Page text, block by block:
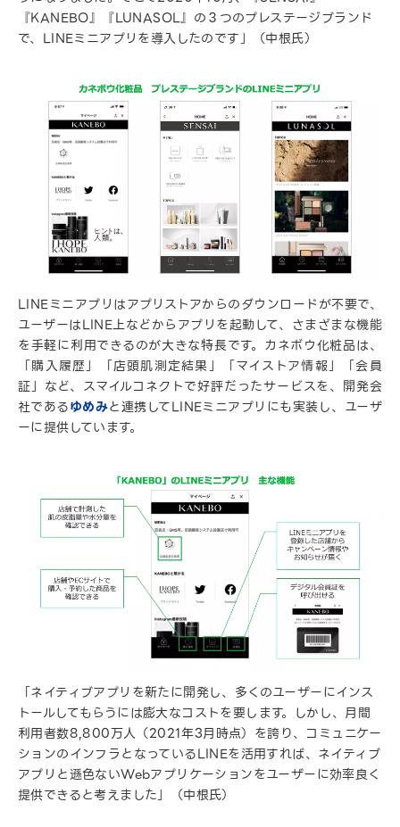
『KANEBO』『LUNASOL』の３つのプレステージブランド
で、LINEミニアプリを導入したのです」（中根氏）
LINEミニアプリはアプリストアからのダウンロードが不要で、
ユーザーはLINE上などからアプリを起動して、さまざまな機能
を手軽に利用できるのが大きな特長です。カネボウ化粧品は、
「購入履歴」「店頭肌測定結果」「マイストア情報」「会員
証」など、スマイルコネクトで好評だったサービスを、開発会
社であるゆめみと連携してLINEミニアプリにも実装し、ユーザ
ーに提供しています。
「ネイティブアプリを新たに開発し、多くのユーザーにインス
トールしてもらうには膨大なコストを要します。しかし、月間
利用者数8,800万人（2021年3月時点）を誇り、コミュニケー
ションのインフラとなっているLINEを活用すれば、ネイティブ
アプリと遜色ないWebアプリケーションをユーザーに効率良く
提供できると考えました」（中根氏）